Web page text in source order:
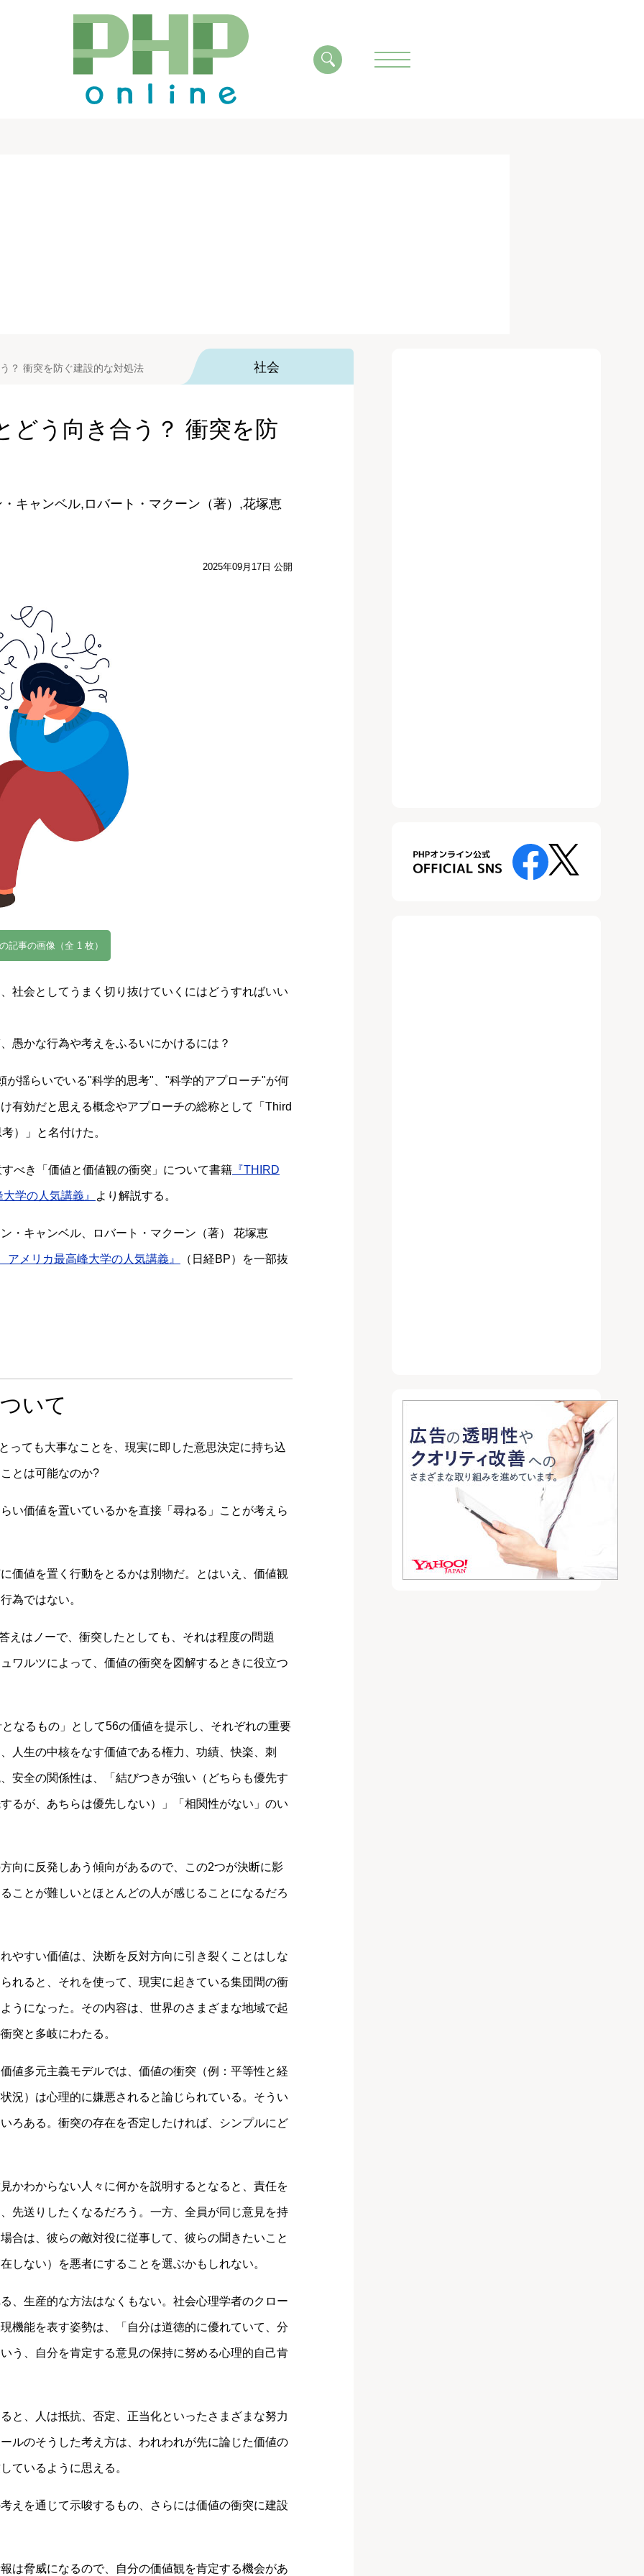
？ 衝突を防ぐ建設的な対処法 社会
どう向き合う？ 衝突を防
キャンベル,ロバート・マクーン（著）,花塚恵
2025年09月17日 公開
記事の画像（全 1 枚）
社会としてうまく切り抜けていくにはどうすればいい
愚かな行為や考えをふるいにかけるには？
が揺らいでいる"科学的思考"、"科学的アプローチ"が何
有効だと思える概念やアプローチの総称として「Third
）」と名付けた。
べき「価値と価値観の衝突」について書籍 『THIRD
学の人気講義』 より解説する。
・キャンベル、ロバート・マクーン（著） 花塚恵
メリカ最高峰大学の人気講義』 （日経BP）を一部抜
いて
っても大事なことを、現実に即した意思決定に持ち込
とは可能なのか?
い価値を置いているかを直接「尋ねる」ことが考えら
価値を置く行動をとるかは別物だ。とはいえ、価値観
為ではない。
えはノーで、衝突したとしても、それは程度の問題
ワルツによって、価値の衝突を図解するときに役立つ
なるもの」として56の価値を提示し、それぞれの重要
人生の中核をなす価値である権力、功績、快楽、刺
安全の関係性は、「結びつきが強い（どちらも優先す
るが、あちらは優先しない）」「相関性がない」のい
向に反発しあう傾向があるので、この2つが決断に影
ことが難しいとほとんどの人が感じることになるだろ
やすい価値は、決断を反対方向に引き裂くことはしな
れると、それを使って、現実に起きている集団間の衝
うになった。その内容は、世界のさまざまな地域で起
突と多岐にわたる。
値多元主義モデルでは、価値の衝突（例：平等性と経
況）は心理的に嫌悪されると論じられている。そうい
ろある。衝突の存在を否定したければ、シンプルにど
かわからない人々に何かを説明するとなると、責任を
先送りしたくなるだろう。一方、全員が同じ意見を持
合は、彼らの敵対役に従事して、彼らの聞きたいこと
しない）を悪者にすることを選ぶかもしれない。
、生産的な方法はなくもない。社会心理学者のクロー
機能を表す姿勢は、「自分は道徳的に優れていて、分
う、自分を肯定する意見の保持に努める心理的自己肯
と、人は抵抗、否定、正当化といったさまざまな努力
ルのそうした考え方は、われわれが先に論じた価値の
ているように思える。
えを通じて示唆するもの、さらには価値の衝突に建設
は脅威になるので、自分の価値観を肯定する機会があ